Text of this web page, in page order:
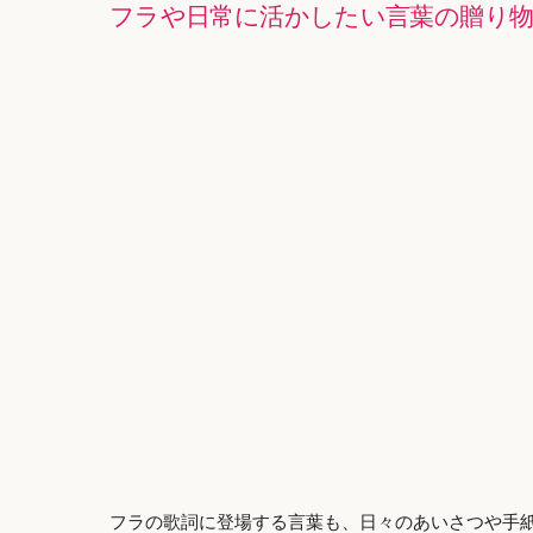
フラや日常に活かしたい言葉の贈り物
フラの歌詞に登場する言葉も、日々のあいさつや手